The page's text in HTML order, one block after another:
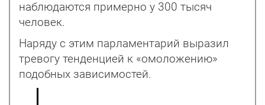
наблюдаются примерно у 300 тысяч
человек.
Наряду с этим парламентарий выразил
тревогу тенденцией к «омоложению»
подобных зависимостей.